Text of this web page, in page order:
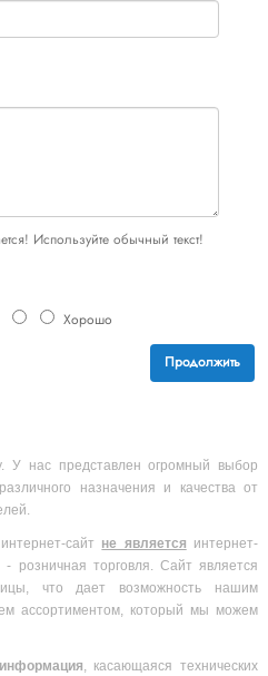
Используйте обычный текст!
Хорошо
Продолжить
У нас представлен огромный выбор
назначения и качества от
сайт не является интернет-
розничная торговля. Сайт является
что дает возможность нашим
ассортиментом, который мы можем
, касающаяся технических